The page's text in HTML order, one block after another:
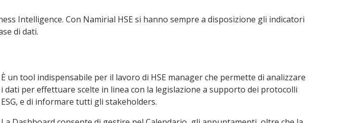
Intelligence. Con Namirial HSE si hanno sempre a disposizione gli indicatori
di dati.
È un tool indispensabile per il lavoro di HSE manager che permette di analizzare
i dati per effettuare scelte in linea con la legislazione a supporto dei protocolli
ESG, e di informare tutti gli stakeholders.